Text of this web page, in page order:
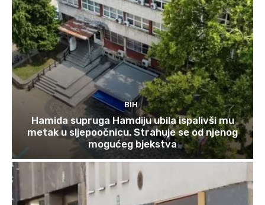
BIH
Hamida supruga Hamdiju ubila ispalivši mu
metak u sljepoočnicu. Strahuje se od njenog
mogućeg bjekstva